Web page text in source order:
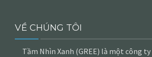
VỀ CHÚNG TÔI
Tầm Nhìn Xanh (GREE) là một công